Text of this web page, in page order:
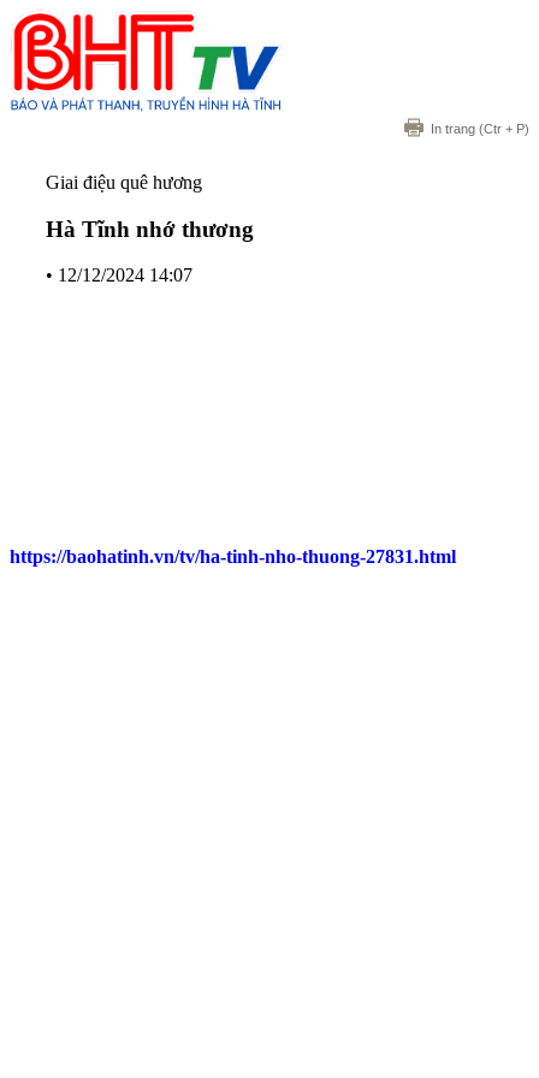
In trang (Ctr + P)
Giai điệu quê hương
Hà Tĩnh nhớ thương
• 12/12/2024 14:07
https://baohatinh.vn/tv/ha-tinh-nho-thuong-27831.html